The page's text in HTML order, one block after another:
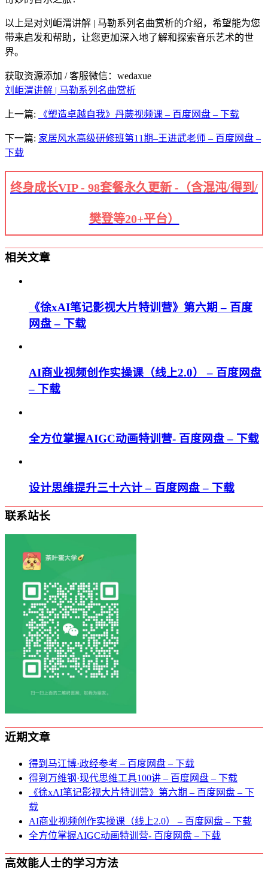
以上是对刘岠渭讲解 | 马勒系列名曲赏析的介绍，希望能为您
带来启发和帮助，让您更加深入地了解和探索音乐艺术的世
界。
获取资源添加 / 客服微信：wedaxue
刘岠渭讲解 | 马勒系列名曲赏析
上一篇: 《塑造卓越自我》丹蕨视频课 – 百度网盘 – 下载
下一篇: 家居风水高级研修班第11期–王进武老师 – 百度网盘 –
下载
终身成长VIP - 98套餐永久更新 -（含混沌/得到/
樊登等20+平台）
相关文章
《徐xAI笔记影视大片特训营》第六期 – 百度
网盘 – 下载
AI商业视频创作实操课（线上2.0） – 百度网盘
– 下载
全方位掌握AIGC动画特训营- 百度网盘 – 下载
设计思维提升三十六计 – 百度网盘 – 下载
联系站长
近期文章
得到马江博·政经参考 – 百度网盘 – 下载
得到万维钢·现代思维⼯具100讲 – 百度网盘 – 下载
《徐xAI笔记影视大片特训营》第六期 – 百度网盘 – 下
载
AI商业视频创作实操课（线上2.0） – 百度网盘 – 下载
全方位掌握AIGC动画特训营- 百度网盘 – 下载
高效能人士的学习方法